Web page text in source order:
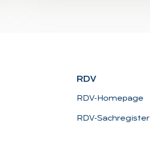
RDV
RDV-Homepage
RDV-Sachregister